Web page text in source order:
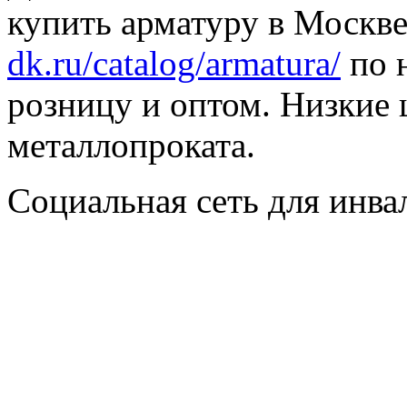
купить арматуру в
dk.ru/catalog/armatura/ по
розницу и оптом. Низкие
металлопроката.
Социальная сеть для